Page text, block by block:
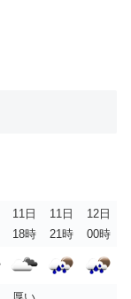
11日
18時
11日
21時
12日
00時